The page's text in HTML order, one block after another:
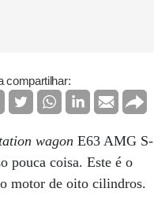
compartilhar:
wagon E63 AMG S-
pouca coisa. Este é o
motor de oito cilindros.